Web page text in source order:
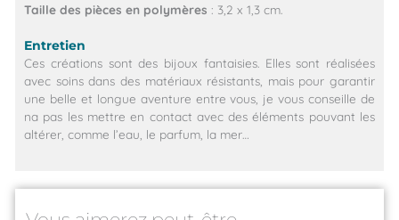
Taille des pièces en polymères : 3,2 x 1,3 cm.
Entretien
Ces créations sont des bijoux fantaisies. Elles sont réalisées
avec soins dans des matériaux résistants, mais pour garantir
une belle et longue aventure entre vous, je vous conseille de
na pas les mettre en contact avec des éléments pouvant les
altérer, comme l’eau, le parfum, la mer…